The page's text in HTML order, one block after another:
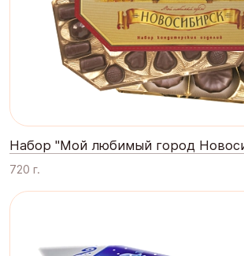
Набор "Мой любимый город
720 г.